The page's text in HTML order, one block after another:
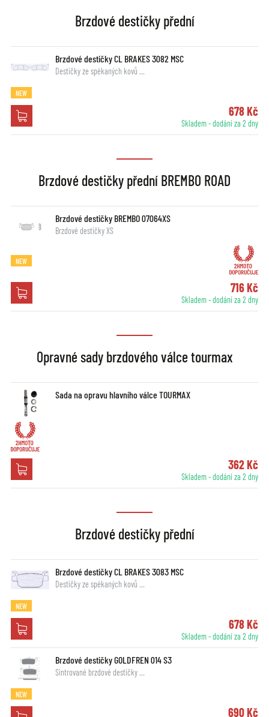
Brzdové destičky přední
Brzdové destičky CL BRAKES 3082 MSC
Destičky ze spékaných kovů …
NEW
678 Kč
Skladem - dodání za 2 dny
Brzdové destičky přední BREMBO ROAD
Brzdové destičky BREMBO 07064XS
Brzdové destičky XS
NEW
716 Kč
Skladem - dodání za 2 dny
Opravné sady brzdového válce tourmax
Sada na opravu hlavního válce TOURMAX
362 Kč
Skladem - dodání za 2 dny
Brzdové destičky přední
Brzdové destičky CL BRAKES 3083 MSC
Destičky ze spékaných kovů …
NEW
678 Kč
Skladem - dodání za 2 dny
Brzdové destičky GOLDFREN 014 S3
Sintrované brzdové destičky …
NEW
690 Kč